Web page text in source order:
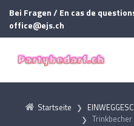
Bei Fragen / En cas de
office@ejs.ch
Startseite